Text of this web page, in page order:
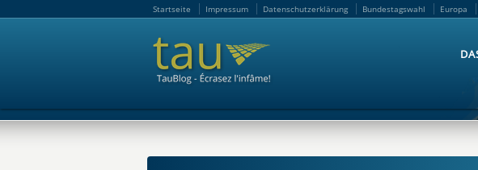
Startseite Impressum Datenschutzerklärung Bundestagswahl Europa
Startseite Impressum Datenschutzerklärung Bundestagswahl Europa